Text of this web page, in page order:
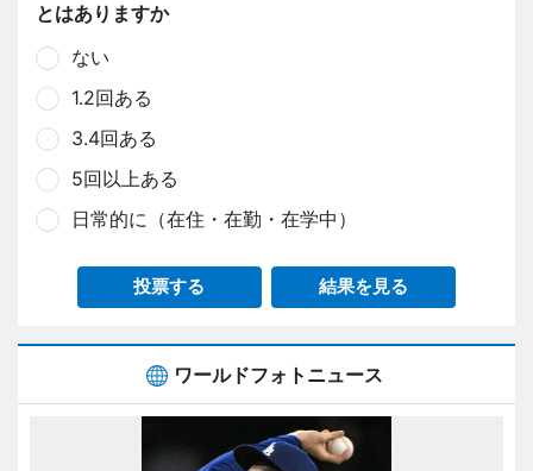
とはありますか
ない
1.2回ある
3.4回ある
5回以上ある
日常的に（在住・在勤・在学中）
投票する 結果を見る
ワールドフォトニュース